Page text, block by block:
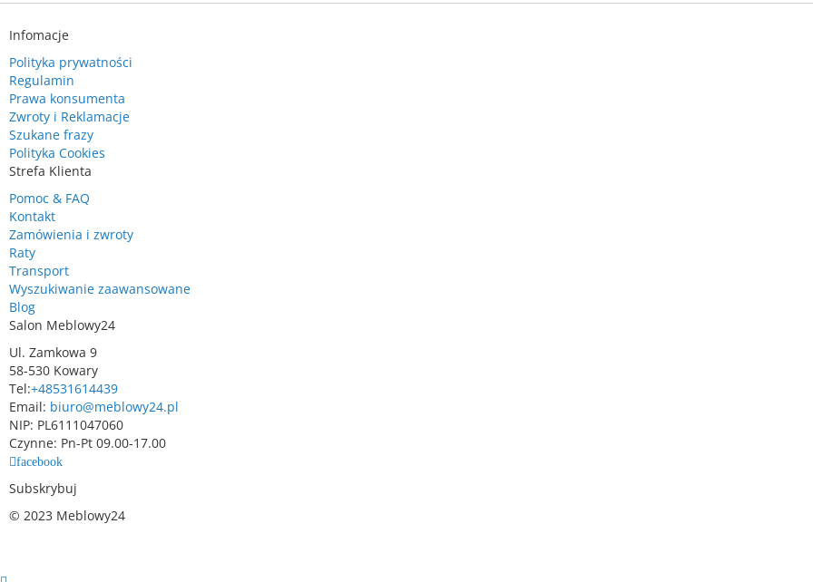
Infomacje
Polityka prywatności
Regulamin
Prawa konsumenta
Zwroty i Reklamacje
Szukane frazy
Polityka Cookies
Strefa Klienta
Pomoc & FAQ
Kontakt
Zamówienia i zwroty
Raty
Transport
Wyszukiwanie zaawansowane
Blog
Salon Meblowy24
Ul. Zamkowa 9
58-530 Kowary
Tel:+48531614439
Email: biuro@meblowy24.pl
NIP: PL6111047060
Czynne: Pn-Pt 09.00-17.00
facebook
Subskrybuj
© 2023 Meblowy24